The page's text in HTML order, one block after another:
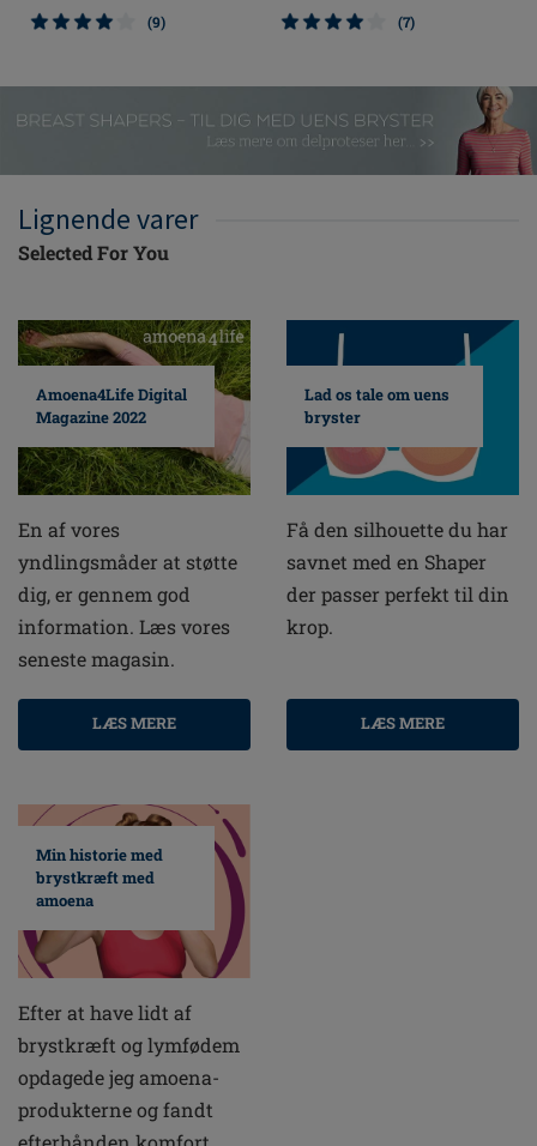
(9) (7)
Lignende varer
Selected For You
Amoena4Life Digital
Magazine 2022
En af vores
yndlingsmåder at støtte
dig, er gennem god
information. Læs vores
seneste magasin.
LÆS MERE
Lad os tale om uens
bryster
Få den silhouette du har
savnet med en Shaper
der passer perfekt til din
krop.
LÆS MERE
Min historie med
brystkræft med
amoena
Efter at have lidt af
brystkræft og lymfødem
opdagede jeg amoena-
produkterne og fandt